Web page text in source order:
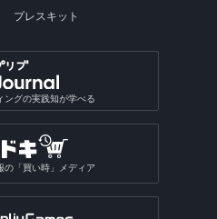
プレスキット
ングの実践知が学べる
の「買い時」メディア